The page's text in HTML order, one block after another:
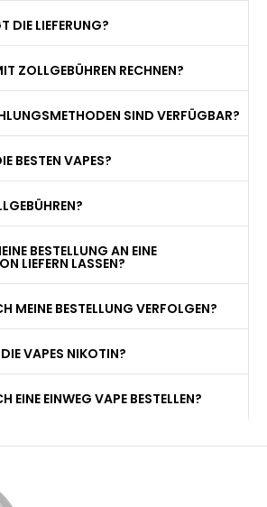
DIE LIEFERUNG?
ZOLLGEBÜHREN RECHNEN?
SIND VERFÜGBAR?
BESTEN VAPES?
BESTELLUNG AN EINE
LIEFERN LASSEN?
MEINE BESTELLUNG VERFOLGEN?
VAPES NIKOTIN?
EINE EINWEG VAPE BESTELLEN?